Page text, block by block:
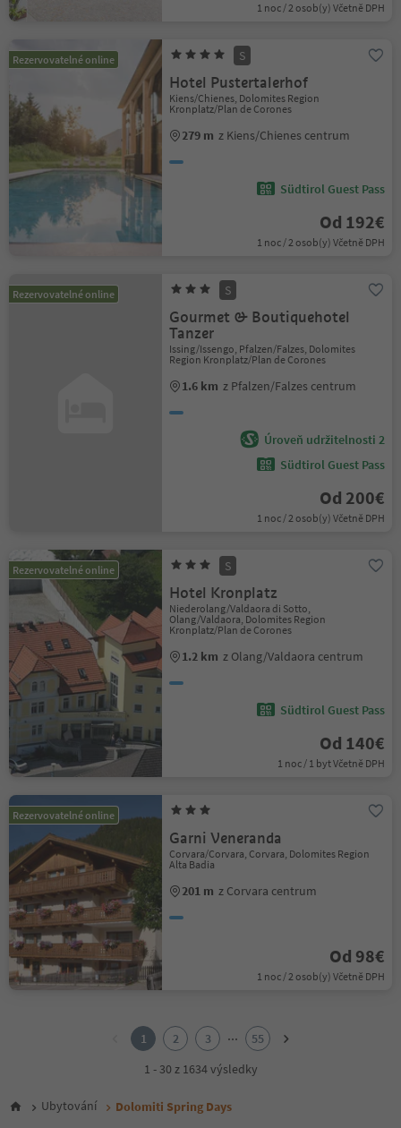
1 noc / 2 osob(y) Včetně DPH
Rezervovatelné online S
Hotel Pustertalerhof
Kiens/Chienes, Dolomites Region
Kronplatz/Plan de Corones
279 m z Kiens/Chienes centrum
Südtirol Guest Pass
Od 192€
1 noc / 2 osob(y) Včetně DPH
Rezervovatelné online S
Gourmet & Boutiquehotel
Tanzer
Issing/Issengo, Pfalzen/Falzes, Dolomites
Region Kronplatz/Plan de Corones
1.6 km z Pfalzen/Falzes centrum
Úroveň udržitelnosti 2
Südtirol Guest Pass
Od 200€
1 noc / 2 osob(y) Včetně DPH
Rezervovatelné online S
Hotel Kronplatz
Niederolang/Valdaora di Sotto,
Olang/Valdaora, Dolomites Region
Kronplatz/Plan de Corones
1.2 km z Olang/Valdaora centrum
Südtirol Guest Pass
Od 140€
1 noc / 1 byt Včetně DPH
Rezervovatelné online
Garni Veneranda
Corvara/Corvara, Corvara, Dolomites Region
Alta Badia
201 m z Corvara centrum
Od 98€
1 noc / 2 osob(y) Včetně DPH
6
1 2 3 ...
55
1 - 30 z 1634 výsledky
Ubytování Dolomiti Spring Days